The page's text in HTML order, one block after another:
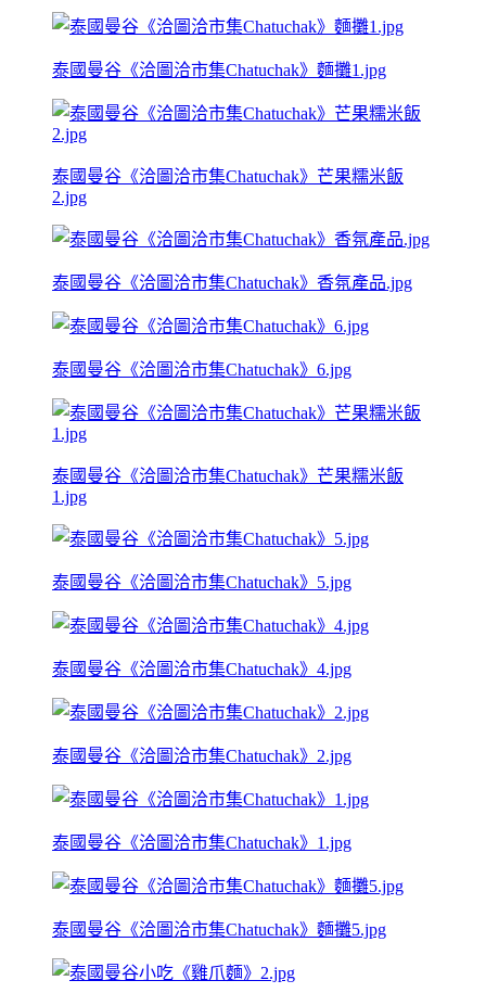
泰國曼谷《洽圖洽市集Chatuchak》麵攤1.jpg
泰國曼谷《洽圖洽市集Chatuchak》芒果糯米飯
2.jpg
泰國曼谷《洽圖洽市集Chatuchak》香氛產品.jpg
泰國曼谷《洽圖洽市集Chatuchak》6.jpg
泰國曼谷《洽圖洽市集Chatuchak》芒果糯米飯
1.jpg
泰國曼谷《洽圖洽市集Chatuchak》5.jpg
泰國曼谷《洽圖洽市集Chatuchak》4.jpg
泰國曼谷《洽圖洽市集Chatuchak》2.jpg
泰國曼谷《洽圖洽市集Chatuchak》1.jpg
泰國曼谷《洽圖洽市集Chatuchak》麵攤5.jpg